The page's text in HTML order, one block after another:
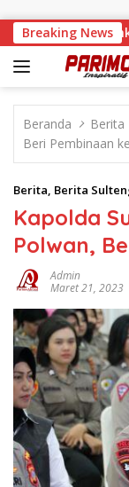
Breaking News
Tengah Sanksi,
Beranda Berita
Beri Pembinaan
Berita, Berita
Kapolda
Polwan,
Admin
Maret 21, 2023